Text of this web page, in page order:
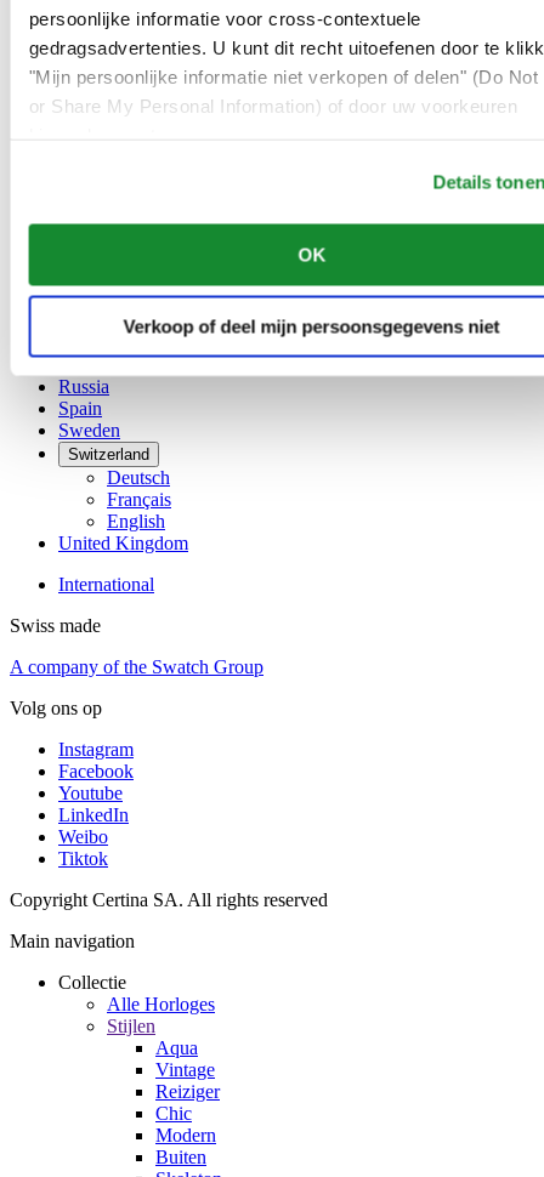
persoonlijke informatie voor cross-contextuele
gedragsadvertenties. U kunt dit recht uitoefenen door te
"Mijn persoonlijke informatie niet verkopen of delen" (Do Not
or Share My Personal Information) of door uw voorkeuren
Details
OK
Verkoop of deel mijn persoonsgegevens niet
Français
China
English
简体中文
Denmark
Netherlands
Russia
Spain
Sweden
Switzerland
Deutsch
Français
English
United Kingdom
International
Swiss made
A company of the Swatch Group
Volg ons op
Instagram
Facebook
Youtube
LinkedIn
Weibo
Tiktok
Copyright Certina SA. All rights reserved
Main navigation
Collectie
Alle Horloges
Stijlen
Aqua
Vintage
Reiziger
Chic
Modern
Buiten